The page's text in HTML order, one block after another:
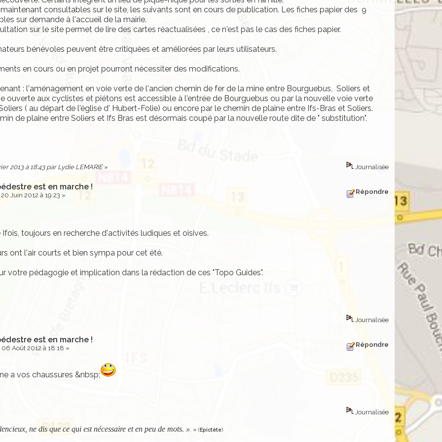
consultables sur le site, les suivants sont en cours de publication. Les fiches papier des 9
sur demande à l'accueil de la mairie.
sur le site permet de lire des cartes réactualisées , ce n'est pas le cas des fiches papier.
bénévoles peuvent être critiquées et améliorées par leurs utilisateurs.
en cours ou en projet pourront nécessiter des modifications.
: l'aménagement en voie verte de l'ancien chemin de fer de la mine entre Bourguebus, Soliers et
ouverte aux cyclistes et piétons est accessible à l'entrée de Bourguebus ou par la nouvelle voie verte
( au départ de l'église d' Hubert-Folie) ou encore par le chemin de plaine entre Ifs-Bras et Soliers.
de plaine entre Soliers et Ifs Bras est désormais coupé par la nouvelle route dite de " substitution".
2013 à 18:43 par Lydie LEMARIE» Journalisée
est en marche !
20 Juin 2012 à 19:23 » Répondre
toujours en recherche d'activités ludiques et oisives.
ont l'air courts et bien sympa pour cet été.
votre pédagogie et implication dans la rédaction de ces "Topo Guides".
Journalisée
est en marche !
06 Août 2012 à 18:18 » Répondre
a vos chaussures &nbsp;
Journalisée
ne dis que ce qui est nécessaire et en peu de mots. » . » (Epictète)